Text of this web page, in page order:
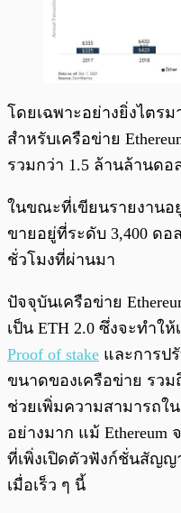
โดยเฉพาะอย่างยิ่งไตร
สำหรับเครือข่าย
รวมกว่า 1.5 ล้านล้านดอ
ในขณะที่เขียนรายงานอ
ขายอยู่ที่ระดับ 3,400 ดอ
ชั่วโมงที่ผ่านมา
ปัจจุบันเครือข่าย
เป็น ETH 2.0 ซึ่งจะทำใ
Proof of stake และการป
ขนาดของเครือข่าย รวม
ช่วยเพิ่มความสามารถใ
อย่างมาก แม้ Ethereum
ที่เพิ่งเปิดตัวฟังก์ชั่นสัญญ
เมื่อเร็ว ๆ นี้